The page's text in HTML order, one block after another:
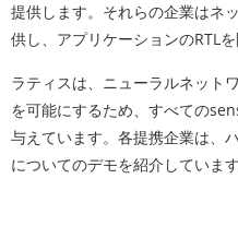
提供します。それらの企業はネ
供し、アプリケーションのRTL
ラティスは、ニューラルネット
を可能にするため、すべての
与えています。各提携企業は、
についてのデモを紹介しています